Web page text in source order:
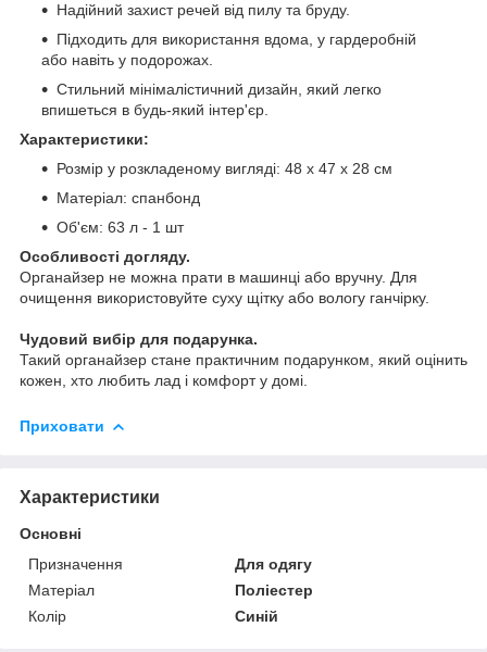
Надійний захист речей від пилу та бруду.
Підходить для використання вдома, у гардеробній
або навіть у подорожах.
Стильний мінімалістичний дизайн, який легко
впишеться в будь-який інтер'єр.
Характеристики:
Розмір у розкладеному вигляді: 48 х 47 х 28 см
Матеріал: спанбонд
Об'єм: 63 л - 1 шт
Особливості догляду.
Органайзер не можна прати в машинці або вручну. Для
очищення використовуйте суху щітку або вологу ганчірку.
Чудовий вибір для подарунка.
Такий органайзер стане практичним подарунком, який оцінить
кожен, хто любить лад і комфорт у домі.
Приховати
Характеристики
Основні
Призначення
Для одягу
Матеріал
Поліестер
Колір
Синій